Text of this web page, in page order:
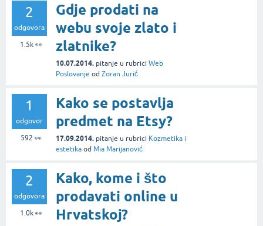
2
odgovora
1.5k👀
Gdje prodati na
webu svoje zlato i
zlatnike?
10.07.2014. pitanje u rubrici Web
Poslovanje od Zoran Jurić
1
odgovor
592 👀
Kako se postavlja
predmet na Etsy?
17.09.2014. pitanje u rubrici Kozmetika i
estetika od Mia Marijanović
2
odgovora
1.0k👀
Kako, kome i što
prodavati online u
Hrvatskoj?